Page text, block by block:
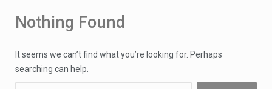
Nothing Found
It seems we can’t find what you’re looking for. Perhaps
searching can help.